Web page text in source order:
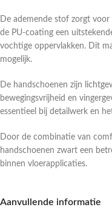
De ademende stof zorgt
de PU-coating een
vochtige oppervlakken. Dit
mogelijk.
De handschoenen zijn
bewegingsvrijheid en
essentieel bij detailwerk en
Door de combinatie van
handschoenen zwart een
binnen vloerapplicaties.
Aanvullende informatie